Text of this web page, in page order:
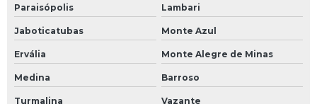
Paraisópolis Lambari
Jaboticatubas Monte Azul
Ervália Monte Alegre de Minas
Medina Barroso
Turmalina Vazante